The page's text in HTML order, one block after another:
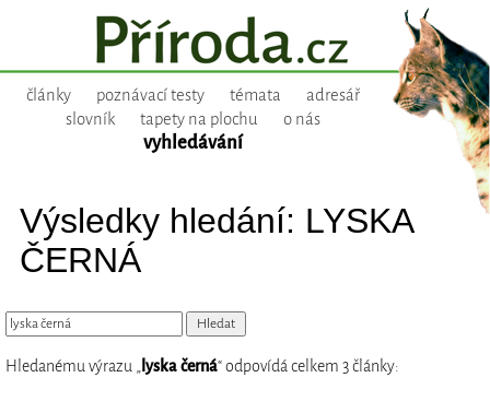
články poznávací testy témata
adresář
slovník
tapety na plochu o nás
vyhledávání
Výsledky hledání: LYSKA
ČERNÁ
Hledanému výrazu „lyska černá“ odpovídá celkem 3 články: